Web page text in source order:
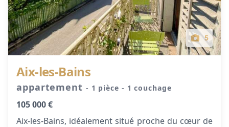
5
Aix-les-Bains
appartement - 1 pièce - 1 couchage
105 000 €
Aix-les-Bains, idéalement situé proche du cœur de